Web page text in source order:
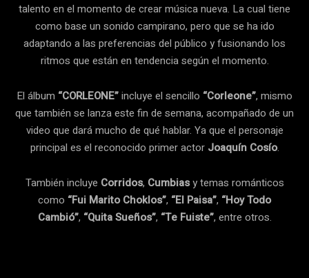
talento en el momento de crear música nueva. La cual tiene
como base un sonido campirano, pero que se ha ido
adaptando a las preferencias del público y fusionando los
ritmos que están en tendencia según el momento.
El álbum “CORLEONE”incluye el sencillo “Corleone”, mismo
que también se lanza este fin de semana, acompañado de un
video que dará mucho de qué hablar. Ya que el personaje
principal es el reconocido primer actor Joaquín Cosío.
También incluye Corridos, Cumbiasy temas románticos
como “Fui Marito Choklos”, “El Paisa”, “Hoy Todo
Cambió”, “Quita Sueños”, “Te Fuiste”, entre otros.